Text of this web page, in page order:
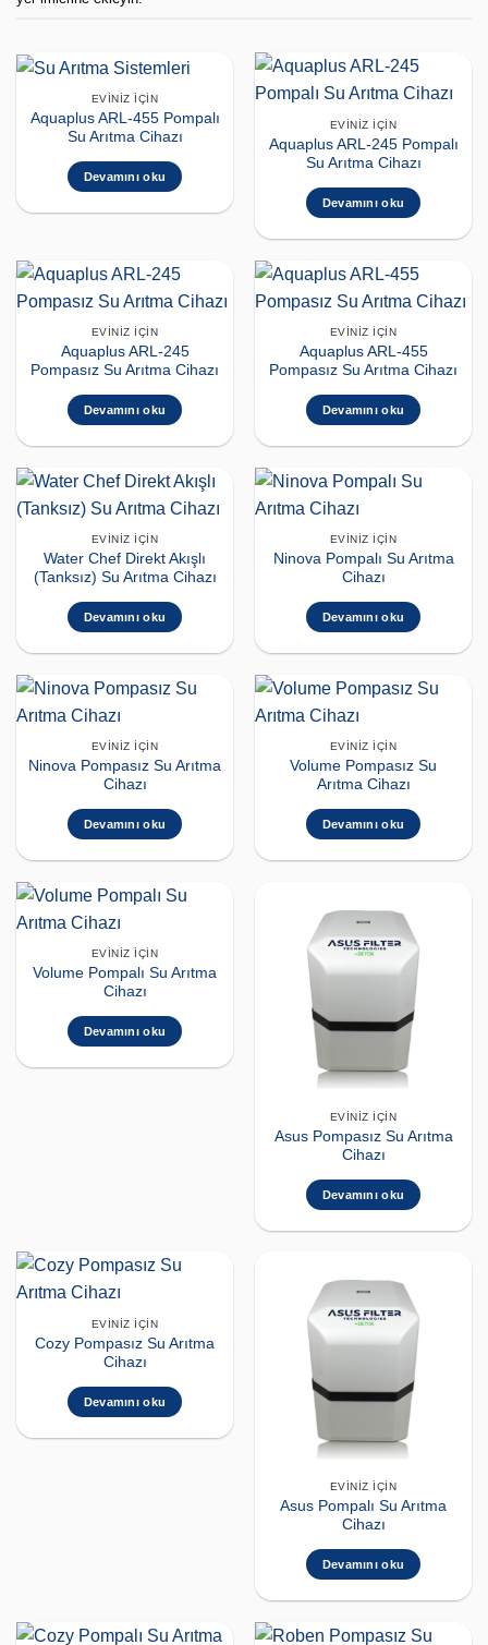
EVINIZ İÇIN
Aquaplus ARL-455 Pompalı
Su Arıtma Cihazı
Devamını oku
EVINIZ İÇIN
Aquaplus ARL-245 Pompalı
Su Arıtma Cihazı
Devamını oku
EVINIZ İÇIN
Aquaplus ARL-245
Pompasız Su Arıtma Cihazı
Devamını oku
EVINIZ İÇIN
Aquaplus ARL-455
Pompasız Su Arıtma Cihazı
Devamını oku
EVINIZ İÇIN
Water Chef Direkt Akışlı
(Tanksız) Su Arıtma Cihazı
Devamını oku
EVINIZ İÇIN
Ninova Pompalı Su Arıtma
Cihazı
Devamını oku
EVINIZ İÇIN
Ninova Pompasız Su Arıtma
Cihazı
Devamını oku
EVINIZ İÇIN
Volume Pompasız Su
Arıtma Cihazı
Devamını oku
EVINIZ İÇIN
Volume Pompalı Su Arıtma
Cihazı
Devamını oku
EVINIZ İÇIN
Asus Pompasız Su Arıtma
Cihazı
Devamını oku
EVINIZ İÇIN
Cozy Pompasız Su Arıtma
Cihazı
Devamını oku
EVINIZ İÇIN
Asus Pompalı Su Arıtma
Cihazı
Devamını oku